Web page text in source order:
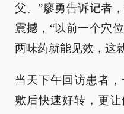
父。”廖勇告诉记者
震撼，“以前一个穴
两味药就能见效，这
当天下午回访患者
敷后快速好转，更